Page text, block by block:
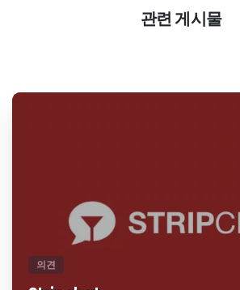
관련 게시물
Stripchat